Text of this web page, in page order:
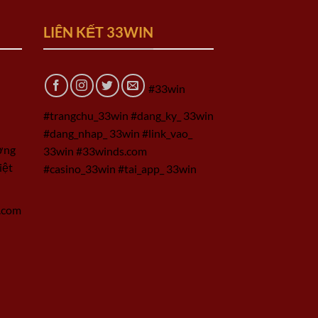
LIÊN KẾT 33WIN
#33win
#trangchu_33win #dang_ky_ 33win
#dang_nhap_ 33win #link_vao_
33win #33winds.com
#casino_33win #tai_app_ 33win